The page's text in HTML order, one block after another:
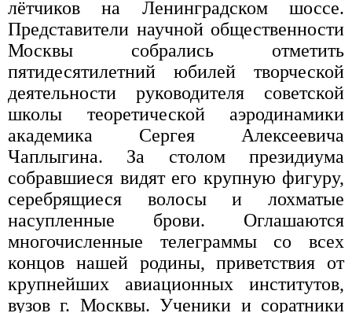
лётчиков на Ленинградском шоссе.
Представители научной общественности
Москвы собрались отметить
пятидесятилетний юбилей творческой
деятельности руководителя советской
школы теоретической аэродинамики
академика Сергея Алексеевича
Чаплыгина. За столом президиума
собравшиеся видят его крупную фигуру,
серебрящиеся волосы и лохматые
насупленные брови. Оглашаются
многочисленные телеграммы со всех
концов нашей родины, приветствия от
крупнейших авиационных институтов,
вузов г. Москвы. Ученики и соратники